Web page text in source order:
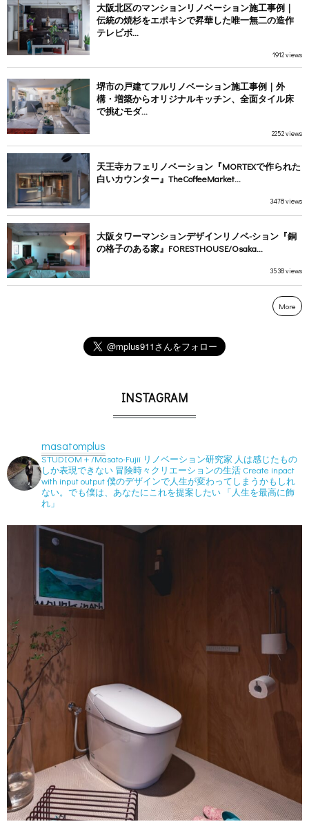
大阪北区のマンションリノベーション施工事例｜
伝統の焼杉をエポキシで昇華した唯一無二の造作
テレビボ...
1912 views
堺市の戸建てフルリノベーション施工事例｜外
構・増築からオリジナルキッチン、全面タイル床
で挑むモダ...
2252 views
天王寺カフェリノベーション『MORTEXで作られた
白いカウンター』TheCoffeeMarket...
3478 views
大阪タワーマンションデザインリノベ-ション『銅
の格子のある家』FORESTHOUSE/Osaka...
3538 views
More
INSTAGRAM
masatomplus
STUDIOM＋/Masato-Fujii リノベーション研究家 人は感じたもの
しか表現できない 冒険時々クリエーションの生活 Create inpact
with input output僕のデザインで人生が変わってしまうかもしれ
ない。でも僕は、あなたにこれを提案したい 「人生を最高に飾
れ」